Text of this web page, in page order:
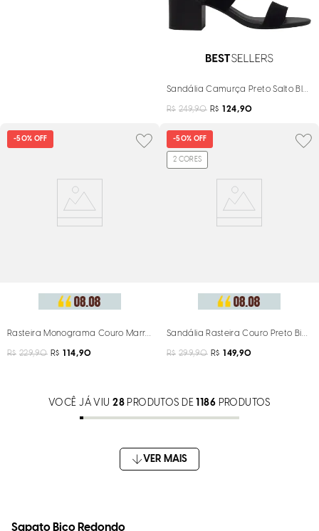
Sandália Camurça Preto Salto
R$ 249,90 R$ 124,90
-50% OFF
Rasteira Monograma Couro Marrom Café
R$ 229,90 R$ 114,90
-50% OFF
2 CORES
Sandália Rasteira Couro Preto Bico
R$ 299,90 R$ 149,90
VOCÊ JÁ VIU28PRODUTOS DE 1186 PRODUTOS
Sapato Bico Redondo